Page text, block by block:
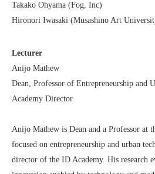
Takako Ohyama (Fog, Inc)
Hironori Iwasaki (Musashino Art
Lecturer
Anijo Mathew
Dean, Professor of Entrepreneurship and
Academy Director
Anijo Mathew is Dean and a Professor at
focused on entrepreneurship and urban
director of the ID Academy. His research